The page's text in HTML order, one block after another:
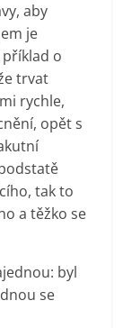
aby
je
příklad o
trvat
rychle,
opět s
tak to
a těžko se
byl
se